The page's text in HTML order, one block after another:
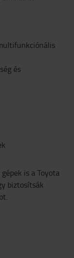
és
is a Toyota
biztosítsák